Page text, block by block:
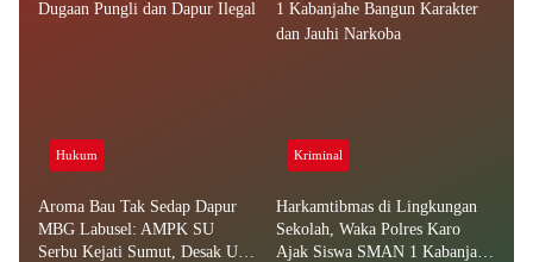
Hukum
Aroma Bau Tak Sedap Dapur
MBG Labusel: AMPK SU
Serbu Kejati Sumut, Desak Usut
Kriminal
Harkamtibmas di Lingkungan
Sekolah, Waka Polres Karo
Ajak Siswa SMAN 1 Kabanjahe